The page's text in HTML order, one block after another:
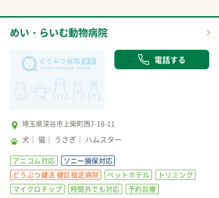
めい・らいむ動物病院
電話する
埼玉県深谷市上柴町西7-18-11
犬 猫 うさぎ ハムスター
アニコム対応
ソニー損保対応
どうぶつ健活 健診指定病院
ペットホテル
トリミング
マイクロチップ
時間外でも対応 予約診療